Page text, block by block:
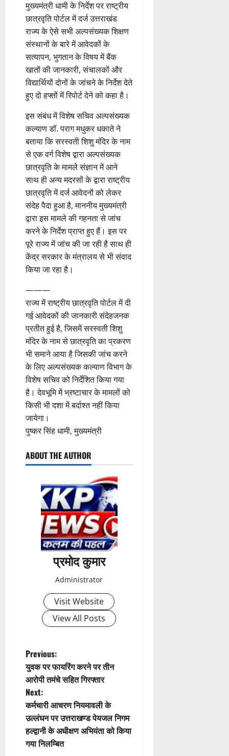
मुख्यमंत्री धामी के निर्देश पर राष्ट्रीय
छात्रवृति पोर्टल में दर्ज उत्तराखंड
राज्य के ऐसे सभी अल्पसंख्यक शिक्षण
संस्थानों के बारे में आवेदकों के
सत्यापन, भुगतान के विषय में बैंक
खातों की जानकारी, संचालकों और
विद्यार्थियों दोनों के जांचने के निर्देश देते
हुए दो हफ्तों में रिपोर्ट देने को कहा है।
इस संबंध में विशेष सचिव अल्पसंख्यक
कल्याण डॉ. पराग मधुकर धकाते ने
बताया कि सरस्वती शिशु मंदिर के नाम
से एक वर्ग विशेष द्वारा अल्पसंख्यक
छात्रवृति के मामले संज्ञान में आने
साथ ही अन्य मदरसों के द्वारा राष्ट्रीय
छात्रवृति में दर्ज आवेदनों को लेकर
संदेह पैदा हुआ है, माननीय मुख्यमंत्री
द्वारा इस मामले की गहनता से जांच
करने के निर्देश प्राप्त हुए हैं। इस पर
पूरे राज्य में जांच की जा रही है साथ ही
केंद्र सरकार के मंत्रालय से भी संवाद
किया जा रहा है।
———
राज्य में राष्ट्रीय छात्रवृति पोर्टल में दी
गई आवेदकों की जानकारी संदेहजनक
प्रतीत हुई है, जिसमें सरस्वती शिशु
मंदिर के नाम से छात्रवृति का प्रकरण
भी समाने आया है जिसकी जांच करने
के लिए अल्पसंख्यक कल्याण विभाग के
विशेष सचिव को निर्देशित किया गया
है। देवभूमि में भ्रष्टाचार के मामलों को
किसी भी दशा में बर्दाश्त नहीं किया
जायेगा।
पुष्कर सिंह धामी, मुख्यमंत्री
ABOUT THE AUTHOR
प्रमोद कुमार
Administrator
Visit Website
View All Posts
P
o
s
t
n
Previous:
युवक पर फायरिंग करने पर तीन
आरोपी तमंचे सहित गिरफ्तार
Next:
कर्मचारी आचरण नियमावली के
उल्लंघन पर उत्तराखण्ड पेयजल निगम
हल्द्वानी के अधीक्षण अभियंता को किया
गया निलम्बित